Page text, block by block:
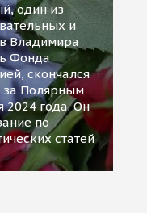
один из
и
Владимира
Фонда
скончался
за Полярным
2024 года. Он
по
статей